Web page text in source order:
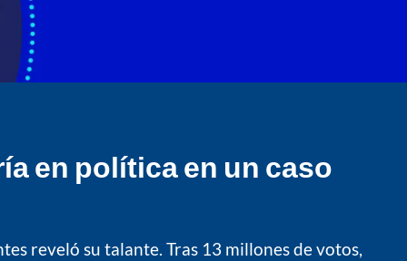
en política en un caso
reveló su talante. Tras 13 millones de votos,